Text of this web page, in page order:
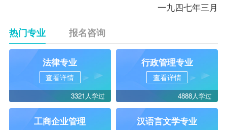
一九四七年三月
热门专业 报名咨询
法律专业
查看详情
3321人学过
行政管理专业
查看详情
4888人学过
工商企业管理 汉语言文学专业